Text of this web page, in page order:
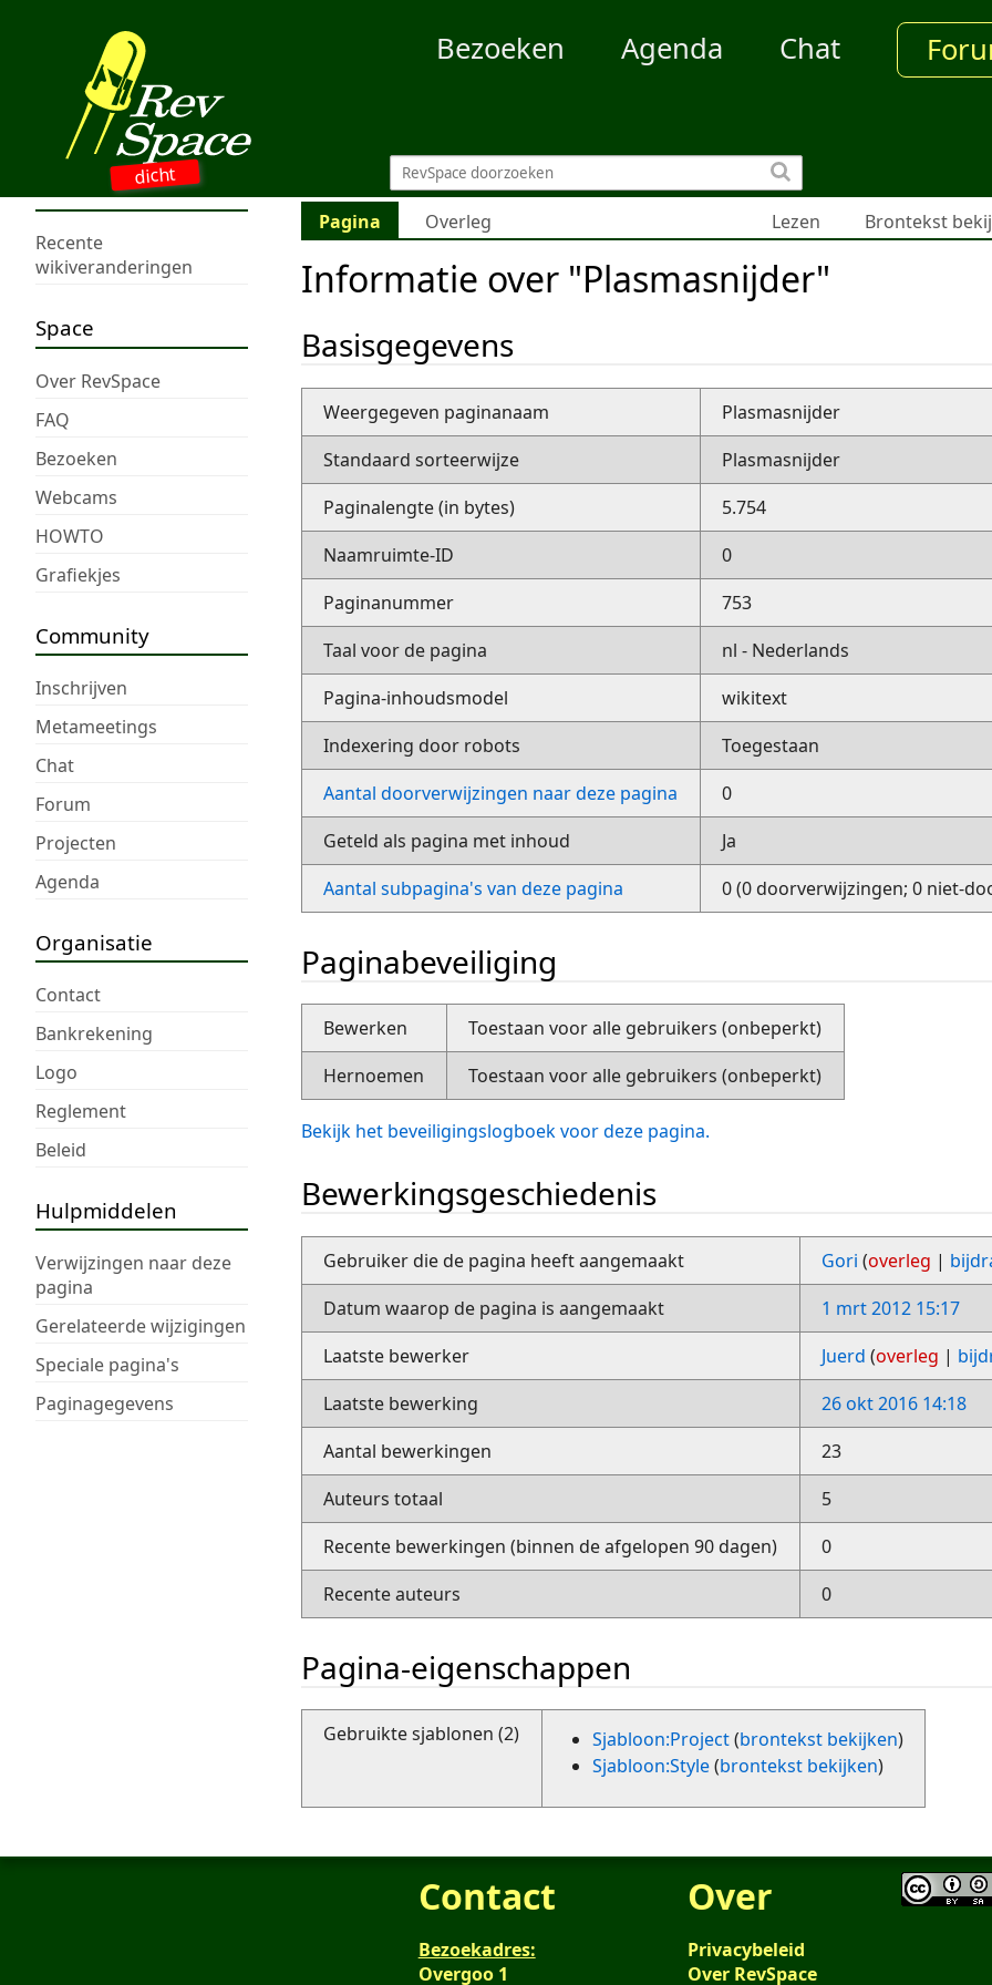
dicht
Bezoeken Agenda Chat
Recente
wikiveranderingen
Space
Over RevSpace
FAQ
Bezoeken
Webcams
HOWTO
Grafiekjes
Community
Inschrijven
Metameetings
Chat
Forum
Projecten
Agenda
Organisatie
Contact
Bankrekening
Logo
Reglement
Beleid
Hulpmiddelen
Verwijzingen naar deze
pagina
Gerelateerde wijzigingen
Speciale pagina's
Paginagegevens
Pagina Overleg Lezen Brontekst
Informatie over "Plasmasnijder"
Basisgegevens
Weergegeven paginanaam
Plasmasnijder
Standaard sorteerwijze
Plasmasnijder
Paginalengte (in bytes)
5.754
Naamruimte-ID
0
Paginanummer
753
Taal voor de pagina
nl - Nederlands
Pagina-inhoudsmodel
wikitext
Indexering door robots
Toegestaan
Aantal doorverwijzingen naar deze pagina
0
Geteld als pagina met inhoud
Ja
Aantal subpagina's van deze pagina
0 (0 doorverwijzingen; 0 niet-
Paginabeveiliging
Bewerken
Toestaan voor alle gebruikers (onbeperkt)
Hernoemen
Toestaan voor alle gebruikers (onbeperkt)
Bekijk het beveiligingslogboek voor deze pagina.
Bewerkingsgeschiedenis
Gebruiker die de pagina heeft aangemaakt Gori (overleg |
Datum waarop de pagina is aangemaakt
1 mrt 2012 15:17
Laatste bewerker
Juerd (overleg |
Laatste bewerking
26 okt 2016 14:18
Aantal bewerkingen
23
Auteurs totaal
5
Recente bewerkingen (binnen de afgelopen 90 dagen)
0
Recente auteurs
0
Pagina-eigenschappen
Gebruikte sjablonen (2) Sjabloon:Project(brontekst bekijken)
Sjabloon:Style(brontekst bekijken)
Contact
Bezoekadres:
Overgoo 1
Over
Privacybeleid
Over RevSpace